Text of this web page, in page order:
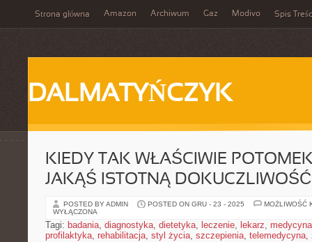
Strona główna Amazon Archiwum Gaz Modivo Spis
DALMATYŃCZYK
KIEDY TAK WŁAŚCIWIE
JAKĄŚ ISTOTNĄ
POSTED BY ADMIN POSTED ON GRU - 23 - 2025
MOŻLIWOŚĆ
WYŁĄCZONA
Tagi: badania, diagnostyka, dietetyka, leczenie, lekarz, medycyna
profilaktyka, rehabilitacja, styl życia, szczepienia, telemedycyna,